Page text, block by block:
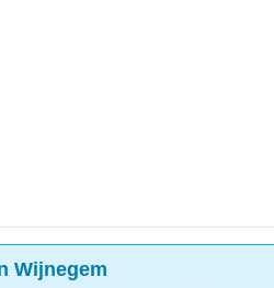
Wijnegem